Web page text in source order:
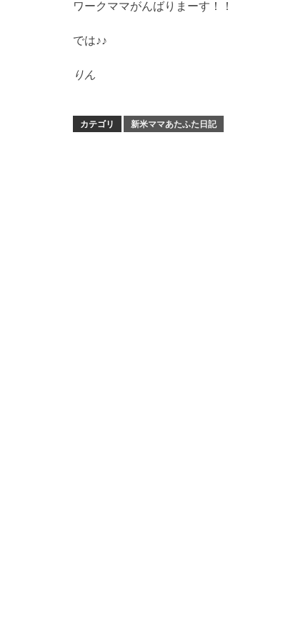
ワークママがんばりまーす！！
では♪♪
りん
カテゴリ 新米ママあたふた日記